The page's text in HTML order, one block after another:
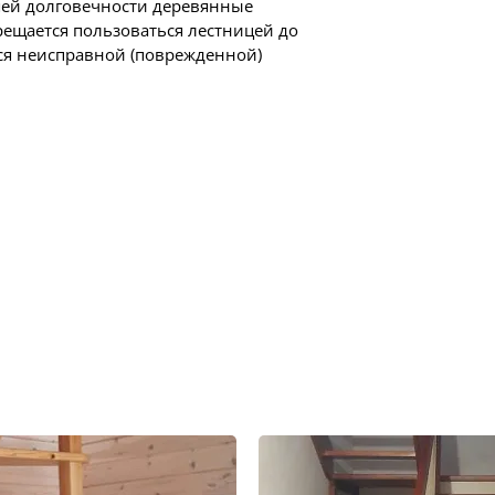
долговечности деревянные
пользоваться лестницей до
неисправной (поврежденной)